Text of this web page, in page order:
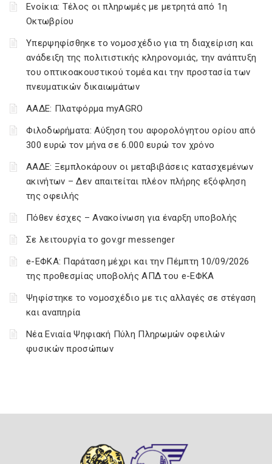
Ενοίκια: Τέλος οι πληρωμές με μετρητά από 1η
Οκτωβρίου
Υπερψηφίσθηκε το νομοσχέδιο για τη διαχείριση και
ανάδειξη της πολιτιστικής κληρονομιάς, την ανάπτυξη
του οπτικοακουστικού τομέα και την προστασία των
πνευματικών δικαιωμάτων
ΑΑΔΕ: Πλατφόρμα myAGRO
Φιλοδωρήματα: Αύξηση του αφορολόγητου ορίου από
300 ευρώ τον μήνα σε 6.000 ευρώ τον χρόνο
ΑΑΔΕ: Ξεμπλοκάρουν οι μεταβιβάσεις κατασχεμένων
ακινήτων – Δεν απαιτείται πλέον πλήρης εξόφληση
της οφειλής
Πόθεν έσχες – Ανακοίνωση για έναρξη υποβολής
Σε λειτουργία το gov.gr messenger
e-ΕΦΚΑ: Παράταση μέχρι και την Πέμπτη 10/09/2026
της προθεσμίας υποβολής ΑΠΔ του e-ΕΦΚΑ
Ψηφίστηκε το νομοσχέδιο με τις αλλαγές σε στέγαση
και αναπηρία
Νέα Ενιαία Ψηφιακή Πύλη Πληρωμών οφειλών
φυσικών προσώπων